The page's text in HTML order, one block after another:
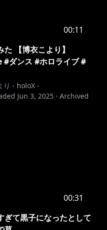
00:11
【博衣こより】
ダンス #ホロライブ #
り - holoX -
Jun 3, 2025 · Archived
00:31
ぎて黒子になったとして